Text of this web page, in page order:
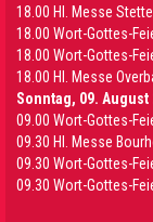
18.00 Hl. Messe
18.00 Wort-Gottes-
18.00 Wort-Gottes-
18.00 Hl. Messe
Sonntag, 09. August
09.00 Wort-Gottes-
09.30 HI. Messe
09.30 Wort-Gottes-
09.30 Wort-Gottes-